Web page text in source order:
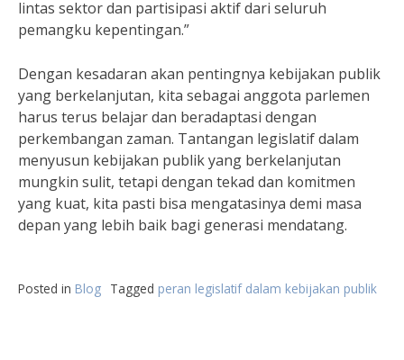
lintas sektor dan partisipasi aktif dari seluruh
pemangku kepentingan.”
Dengan kesadaran akan pentingnya kebijakan publik
yang berkelanjutan, kita sebagai anggota parlemen
harus terus belajar dan beradaptasi dengan
perkembangan zaman. Tantangan legislatif dalam
menyusun kebijakan publik yang berkelanjutan
mungkin sulit, tetapi dengan tekad dan komitmen
yang kuat, kita pasti bisa mengatasinya demi masa
depan yang lebih baik bagi generasi mendatang.
Posted in Blog Tagged peran legislatif dalam kebijakan publik